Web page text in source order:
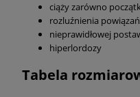
ciąży zarówno
rozluźnienia
nieprawidłowej
hiperlordozy
Tabela